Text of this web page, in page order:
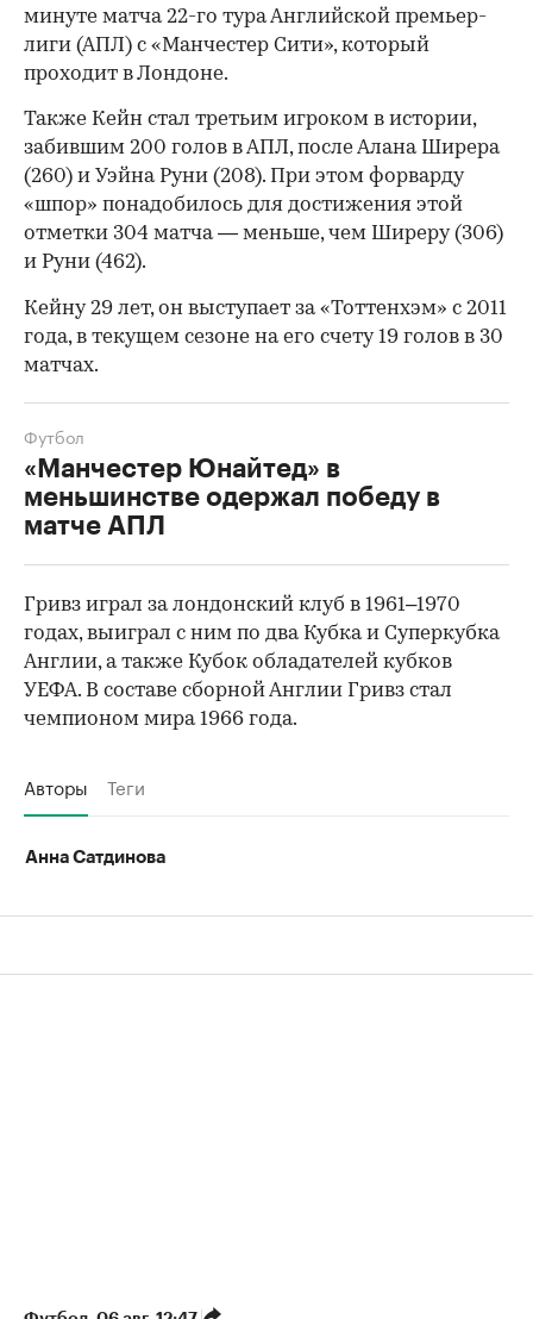
минуте матча 22-го тура Английской премьер-
лиги (АПЛ) с «Манчестер Сити», который
проходит в Лондоне.
Также Кейн стал третьим игроком в истории,
забившим 200 голов в АПЛ, после Алана Ширера
(260) и Уэйна Руни (208). При этом форварду
«шпор» понадобилось для достижения этой
отметки 304 матча — меньше, чем Ширеру (306)
и Руни (462).
00:00
Кейну 29 лет, он выступает за «Тоттенхэм» с 2011
года, в текущем сезоне на его счету 19 голов в 30
матчах.
«Манчестер Юнайтед» в
меньшинстве одержал победу в
матче АПЛ
Футбол
Гривз играл за лондонский клуб в 1961–1970
годах, выиграл с ним по два Кубка и Суперкубка
Англии, а также Кубок обладателей кубков
УЕФА. В составе сборной Англии Гривз стал
чемпионом мира 1966 года.
Авторы Теги
Анна Сатдинова